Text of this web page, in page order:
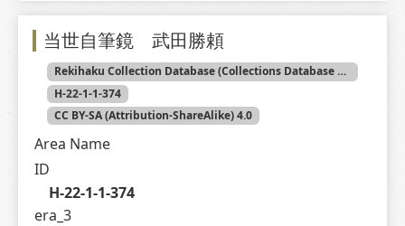
当世自筆鏡 武田勝頼
Rekihaku Collection Database (Collections Database of the National Museum of Japanese History)
H-22-1-1-374
CC BY-SA (Attribution-ShareAlike) 4.0
Area Name
ID
H-22-1-1-374
era_3